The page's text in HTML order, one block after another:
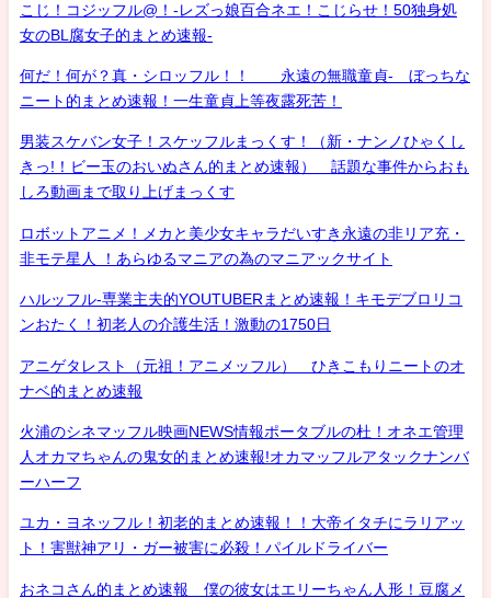
こじ！コジッフル@！-レズっ娘百合ネエ！こじらせ！50独身処
女のBL腐女子的まとめ速報-
何だ！何が？真・シロッフル！！ 永遠の無職童貞- ぼっちな
ニート的まとめ速報！一生童貞上等夜露死苦！
男装スケバン女子！スケッフルまっくす！（新・ナンノひゃくし
きっ!！ビー玉のおいぬさん的まとめ速報） 話題な事件からおも
しろ動画まで取り上げまっくす
ロボットアニメ！メカと美少女キャラだいすき永遠の非リア充・
非モテ星人 ！あらゆるマニアの為のマニアックサイト
ハルッフル-専業主夫的YOUTUBERまとめ速報！キモデブロリコ
ンおたく！初老人の介護生活！激動の1750日
アニゲタレスト（元祖！アニメッフル） ひきこもりニートのオ
ナベ的まとめ速報
火浦のシネマッフル映画NEWS情報ポータブルの杜！オネエ管理
人オカマちゃんの鬼女的まとめ速報!オカマッフルアタックナンバ
ーハーフ
ユカ・ヨネッフル！初老的まとめ速報！！大帝イタチにラリアッ
ト！害獣神アリ・ガー被害に必殺！パイルドライバー
おネコさん的まとめ速報 僕の彼女はエリーちゃん人形！豆腐メ